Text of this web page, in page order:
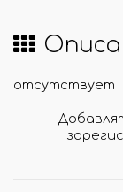
отсутствует